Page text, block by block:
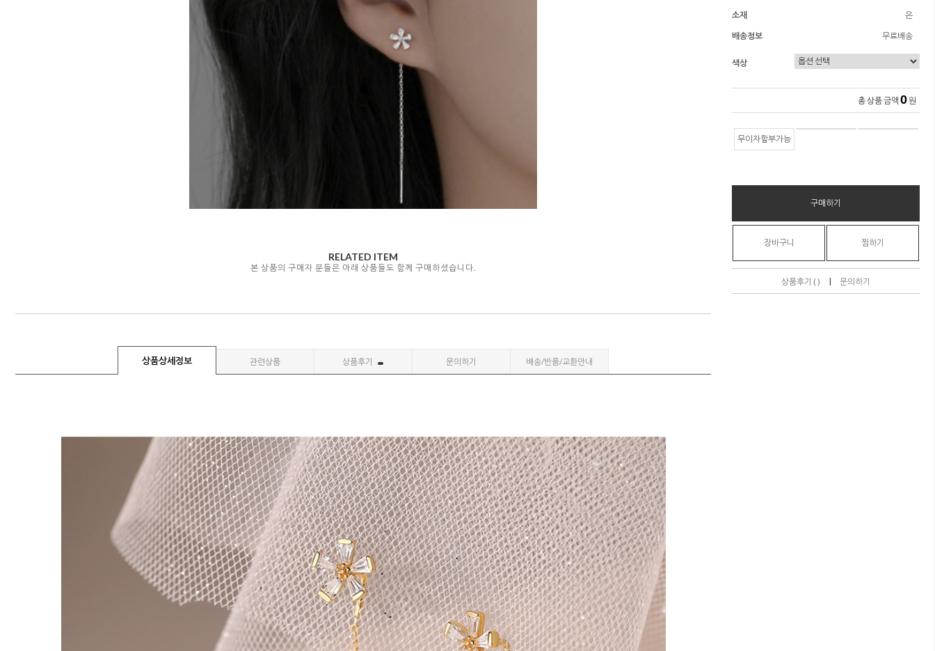
RELATED ITEM
본 상품의 구매자 분들은 아래 상품들도 함께 구매하셨습니다.
상품상세정보 관련상품 상품후기 문의하기 배송/반품/교환안내
소재
은
배송정보
무료배송
색상
총 상품 금액 0 원
무이자할부가능
구매하기
장바구니 찜하기
상품후기 ( ) | 문의하기